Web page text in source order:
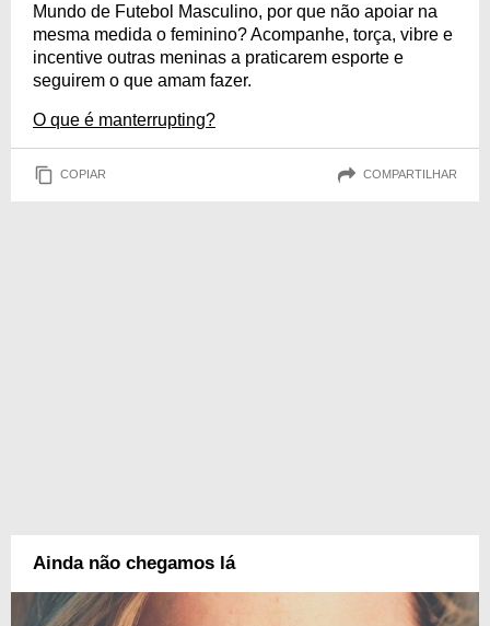
Mundo de Futebol Masculino, por que não apoiar na
mesma medida o feminino? Acompanhe, torça, vibre e
incentive outras meninas a praticarem esporte e
seguirem o que amam fazer.
O que é manterrupting?
COPIAR COMPARTILHAR
Ainda não chegamos lá